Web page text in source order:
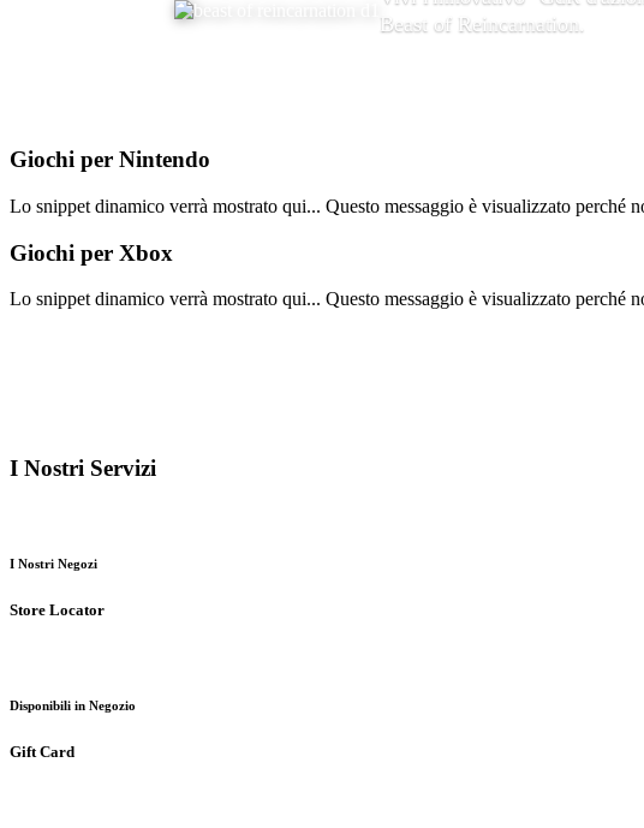
Beast of Reincarnation.
Giochi per Nintendo
Lo snippet dinamico verrà mostrato qui... Questo messaggio è visualizzato perché
Giochi per Xbox
Lo snippet dinamico verrà mostrato qui... Questo messaggio è visualizzato perché
I Nostri Servizi
I Nostri Negozi
Store Locator
Disponibili in Negozio
Gift Card